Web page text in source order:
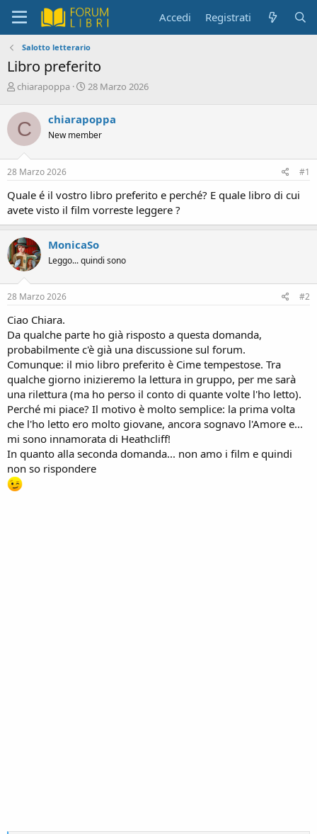
Accedi Registrati
Salotto letterario
Libro preferito
C
e
a
t
o
r
e
i
s
c
u
s
s
n
e
chiarapoppa
D
a
d
i
z
i
o
28 Marzo 2026
C chiarapoppa
New member
28 Marzo 2026 #1
Quale é il vostro libro preferito e perché? E quale libro di cui
avete visto il film vorreste leggere ?
MonicaSo
Leggo... quindi sono
28 Marzo 2026 #2
Ciao Chiara.
Da qualche parte ho già risposto a questa domanda,
probabilmente c'è già una discussione sul forum.
Comunque: il mio libro preferito è Cime tempestose. Tra
qualche giorno inizieremo la lettura in gruppo, per me sarà
una rilettura (ma ho perso il conto di quante volte l'ho letto).
Perché mi piace? Il motivo è molto semplice: la prima volta
che l'ho letto ero molto giovane, ancora sognavo l'Amore e...
mi sono innamorata di Heathcliff!
In quanto alla seconda domanda... non amo i film e quindi
non so rispondere